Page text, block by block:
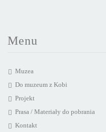
Menu
Muzea
Do muzeum z Kobi
Projekt
Prasa / Materiały do pobrania
Kontakt